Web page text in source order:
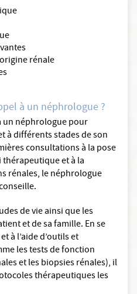
rénale
à un néphrologue ?
un néphrologue pour
à différents stades de son
consultations à la pose
et à la
rénales, le néphrologue
de vie ainsi que les
et de sa famille. En se
à l’aide d’outils et
les tests de fonction
et les biopsies rénales), il
thérapeutiques les